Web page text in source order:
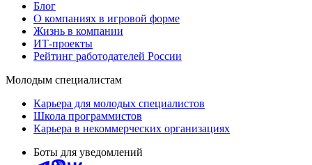
Блог
О компаниях в игровой форме
Жизнь в компании
ИТ-проекты
Рейтинг работодателей России
Молодым специалистам
Карьера для молодых специалистов
Школа программистов
Карьера в некоммерческих организациях
Боты для уведомлений